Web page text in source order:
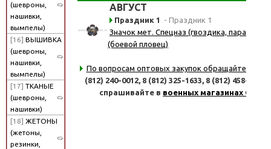
(шевроны,
нашивки,
вымпелы)
[16] ВЫШИВКА
(шевроны,
нашивки,
вымпелы)
[17] ТКАНЫЕ
(шевроны,
нашивки)
[18] ЖЕТОНЫ
(жетоны,
резинки,
АВГУСТ
Праздник 1 - Праздник 1
Значок мет. Спецназ (гвоздика, парашют,
(боевой пловец)
По вопросам оптовых закупок обращайтесь
(812) 240-0012, 8 (812) 325-1633, 8 (812) 458-8347
спрашивайте в военных магазинах СПб